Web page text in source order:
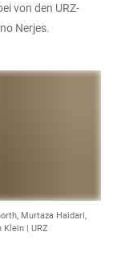
von den URZ-
Nerjes.
Murtaza Haidari,
Klein | URZ